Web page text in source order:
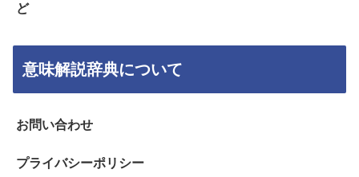
ど
意味解説辞典について
お問い合わせ
プライバシーポリシー